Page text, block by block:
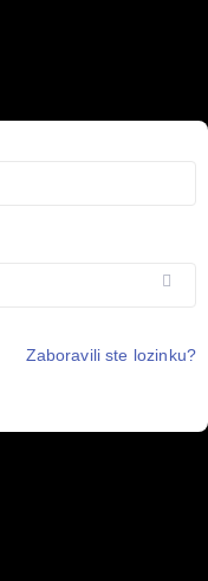
Zaboravili ste lozinku?